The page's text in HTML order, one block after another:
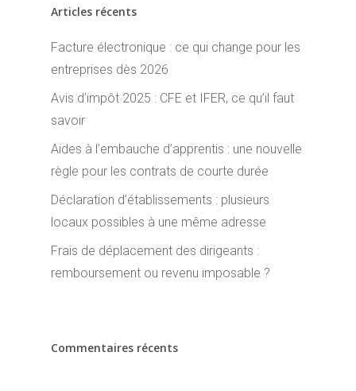
Articles récents
Facture électronique : ce qui change pour les
entreprises dès 2026
Avis d’impôt 2025 : CFE et IFER, ce qu’il faut
savoir
Aides à l’embauche d’apprentis : une nouvelle
règle pour les contrats de courte durée
Déclaration d’établissements : plusieurs
locaux possibles à une même adresse
Frais de déplacement des dirigeants :
remboursement ou revenu imposable ?
Commentaires récents